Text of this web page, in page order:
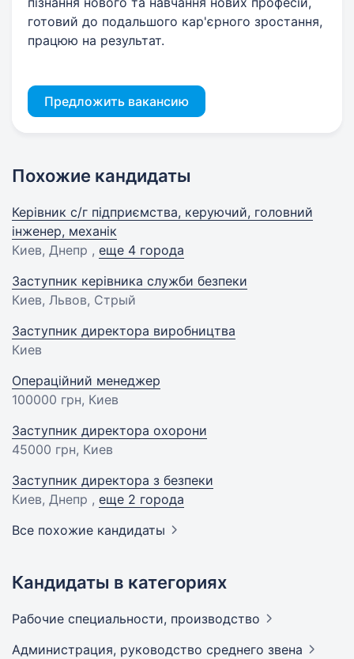
готовий до подальшого кар'єрного зростання,
працюю на результат.
Предложить вакансию
Похожие кандидаты
Керівник с/г підприємства, керуючий, головний
інженер, механік
Киев, Днепр , еще 4 города
Заступник керівника служби безпеки
Киев, Львов, Стрый
Заступник директора виробництва
Киев
Операційний менеджер
100000 грн, Киев
Заступник директора охорони
45000 грн, Киев
Заступник директора з безпеки
Киев, Днепр , еще 2 города
Все похожие кандидаты
Кандидаты в категориях
Рабочие специальности, производство
Администрация, руководство среднего звена